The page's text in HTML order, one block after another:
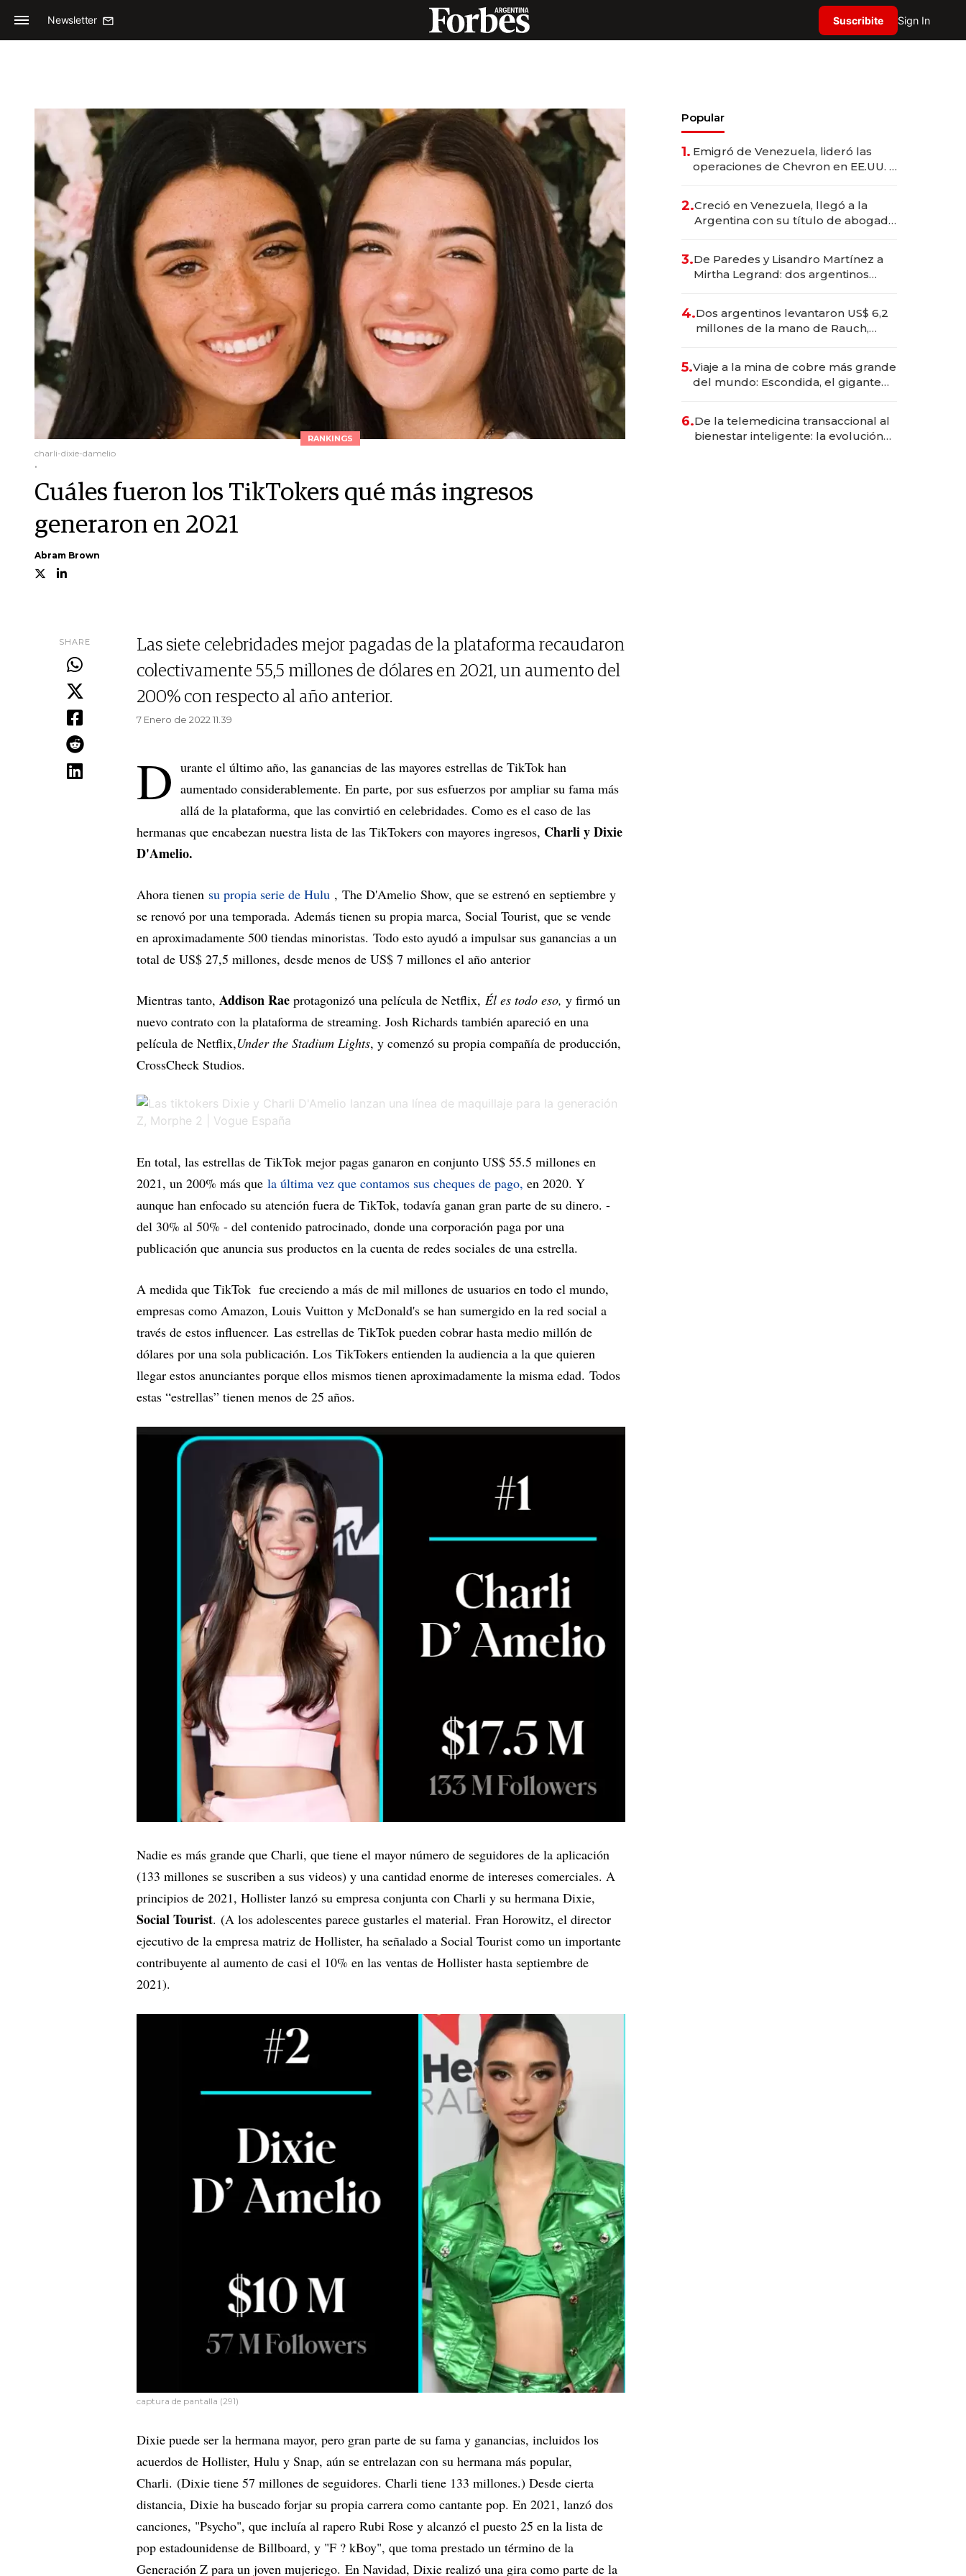
Newsletter Suscribite Sign In
RANKINGS
charli-dixie-damelio
.
Cuáles fueron los TikTokers qué más ingresos
generaron en 2021
Abram Brown
SHARE
Las siete celebridades mejor pagadas de la plataforma recaudaron
colectivamente 55,5 millones de dólares en 2021, un aumento del
200% con respecto al año anterior.
7 Enero de 2022 11.39
D urante el último año, las ganancias de las mayores estrellas de TikTok han
aumentado considerablemente. En parte, por sus esfuerzos por ampliar su fama más
allá de la plataforma, que las convirtió en celebridades. Como es el caso de las
hermanas que encabezan nuestra lista de las TikTokers con mayores ingresos, Charli y Dixie
D'Amelio.
Ahora tienen su propia serie de Hulu , The D'Amelio Show, que se estrenó en septiembre y
se renovó por una temporada. Además tienen su propia marca, Social Tourist, que se vende
en aproximadamente 500 tiendas minoristas. Todo esto ayudó a impulsar sus ganancias a un
total de US$ 27,5 millones, desde menos de US$ 7 millones el año anterior
Mientras tanto, Addison Rae protagonizó una película de Netflix, Él es todo eso, y firmó un
nuevo contrato con la plataforma de streaming. Josh Richards también apareció en una
película de Netflix,Under the Stadium Lights, y comenzó su propia compañía de producción,
CrossCheck Studios.
En total, las estrellas de TikTok mejor pagas ganaron en conjunto US$ 55.5 millones en
2021, un 200% más que la última vez que contamos sus cheques de pago, en 2020. Y
aunque han enfocado su atención fuera de TikTok, todavía ganan gran parte de su dinero. -
del 30% al 50% - del contenido patrocinado, donde una corporación paga por una
publicación que anuncia sus productos en la cuenta de redes sociales de una estrella.
A medida que TikTok fue creciendo a más de mil millones de usuarios en todo el mundo,
empresas como Amazon, Louis Vuitton y McDonald's se han sumergido en la red social a
través de estos influencer. Las estrellas de TikTok pueden cobrar hasta medio millón de
dólares por una sola publicación. Los TikTokers entienden la audiencia a la que quieren
llegar estos anunciantes porque ellos mismos tienen aproximadamente la misma edad. Todos
estas “estrellas” tienen menos de 25 años.
Nadie es más grande que Charli, que tiene el mayor número de seguidores de la aplicación
(133 millones se suscriben a sus videos) y una cantidad enorme de intereses comerciales. A
principios de 2021, Hollister lanzó su empresa conjunta con Charli y su hermana Dixie,
Social Tourist. (A los adolescentes parece gustarles el material. Fran Horowitz, el director
ejecutivo de la empresa matriz de Hollister, ha señalado a Social Tourist como un importante
contribuyente al aumento de casi el 10% en las ventas de Hollister hasta septiembre de
2021).
captura de pantalla (291)
Dixie puede ser la hermana mayor, pero gran parte de su fama y ganancias, incluidos los
acuerdos de Hollister, Hulu y Snap, aún se entrelazan con su hermana más popular,
Charli. (Dixie tiene 57 millones de seguidores. Charli tiene 133 millones.) Desde cierta
distancia, Dixie ha buscado forjar su propia carrera como cantante pop. En 2021, lanzó dos
canciones, "Psycho", que incluía al rapero Rubi Rose y alcanzó el puesto 25 en la lista de
pop estadounidense de Billboard, y "F ? kBoy", que toma prestado un término de la
Generación Z para un joven mujeriego. En Navidad, Dixie realizó una gira como parte de la
Popular
1. Emigró de Venezuela, lideró las
operaciones de Chevron en EE.UU. y
2.Creció en Venezuela, llegó a la
Argentina con su título de abogado
marcas "fast premium"
3.De Paredes y Lisandro Martínez a
Mirtha Legrand: dos argentinos
deportivo y el cuidado corporal
4.Dos argentinos levantaron US$ 6,2
millones de la mano de Rauch,
5.Viaje a la mina de cobre más grande
del mundo: Escondida, el gigante
6.De la telemedicina transaccional al
bienestar inteligente: la evolución